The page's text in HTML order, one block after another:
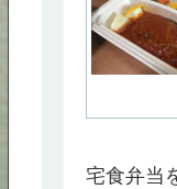
宅食弁当